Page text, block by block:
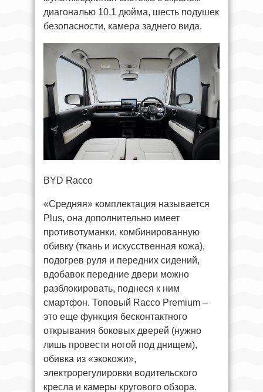
диагональю 10,1 дюйма, шесть подушек
безопасности, камера заднего вида.
BYD Racco
«Средняя» комплектация называется
Plus, она дополнительно имеет
противотуманки, комбинированную
обивку (ткань и искусственная кожа),
подогрев руля и передних сидений,
вдобавок передние двери можно
разблокировать, поднеся к ним
смартфон. Топовый Racco Premium –
это еще функция бесконтактного
открывания боковых дверей (нужно
лишь провести ногой под днищем),
обивка из «экокожи»,
электрорегулировки водительского
кресла и камеры кругового обзора.